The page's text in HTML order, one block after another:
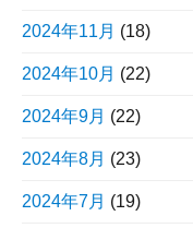
2024年11月 (18)
2024年10月 (22)
2024年9月 (22)
2024年8月 (23)
2024年7月 (19)